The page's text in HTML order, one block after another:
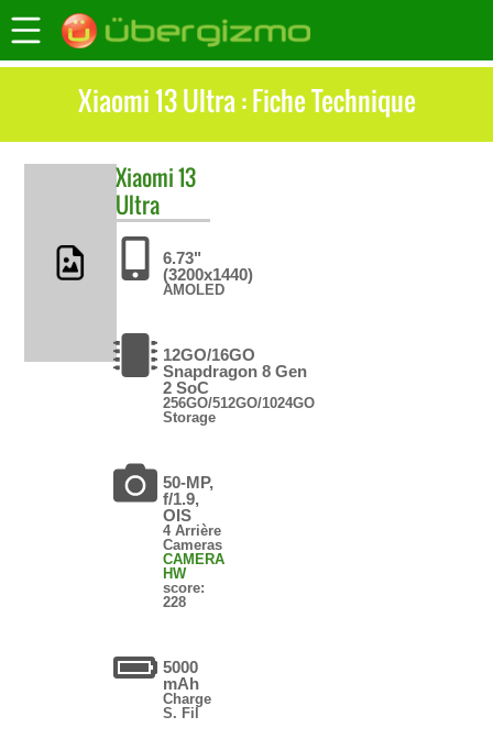
Xiaomi 13 Ultra : Fiche Technique
Xiaomi13
Ultra
6.73"
(3200x1440)
AMOLED
12GO/16GO
Snapdragon 8 Gen
2 SoC
256GO/512GO/1024GO
Storage
50-MP,
f/1.9,
OIS
4 Arrière
Cameras
CAMERA
HW
score:
228
5000
mAh
Charge
S. Fil